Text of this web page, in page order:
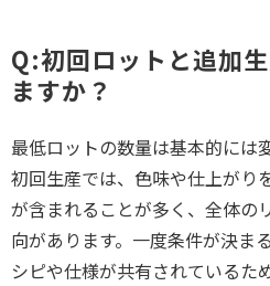
Q:初回ロットと追加
ますか？
最低ロットの数量は基本的には
初回生産では、色味や仕上がり
が含まれることが多く、全体の
向があります。一度条件が決ま
シピや仕様が共有されているた